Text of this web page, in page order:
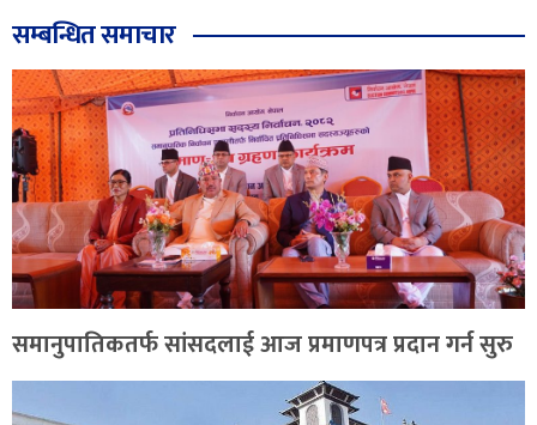
सम्बन्धित समाचार
समानुपातिकतर्फ सांसदलाई आज प्रमाणपत्र प्रदान गर्न सुरु